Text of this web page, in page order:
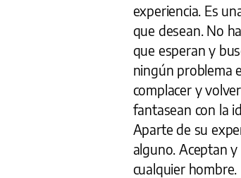
experiencia. Es
que desean. No
que esperan y
ningún problema
complacer y
fantasean con la
Aparte de su
alguno. Aceptan
cualquier